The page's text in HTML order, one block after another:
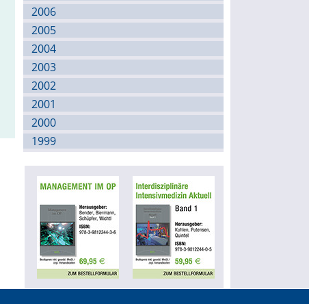
2006
2005
2004
2003
2002
2001
2000
1999